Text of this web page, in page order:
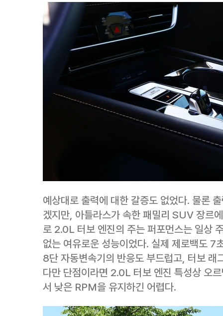
예상대로 출력에 대한 갈증도 없었다. 물론
겠지만, 아틀라스가 속한 패밀리 SUV 장르
로 2.0L 터보 엔진의 주는 퍼포먼스는 일상
없는 여유로운 성능이었다. 실제 제로백도 7
8단 자동변속기의 반응도 부드럽고, 터보 래
다만 단점이라면 2.0L 터보 엔진 특성상 오
서 낮은 RPM을 유지하긴 어렵다.